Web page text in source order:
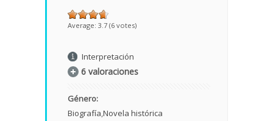
Average: 3.7 (6 votes)
Interpretación
6 valoraciones
Género:
Biografía Novela histórica